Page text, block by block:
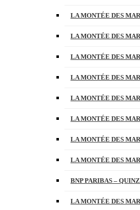
LA MONTÉE DES
LA MONTÉE DES
LA MONTÉE DES
LA MONTÉE DES
LA MONTÉE DES
LA MONTÉE DES
LA MONTÉE DES
LA MONTÉE DES
BNP PARIBAS –
LA MONTÉE DES